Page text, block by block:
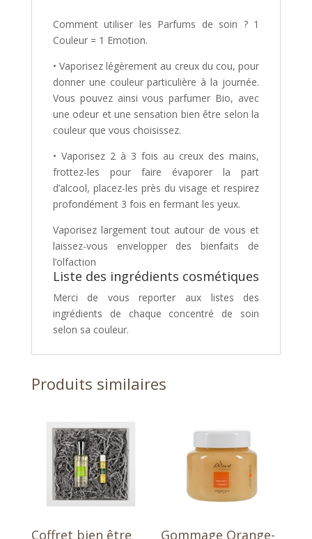
Comment utiliser les Parfums de soin ? 1
Couleur = 1 Emotion.
• Vaporisez légèrement au creux du cou, pour
donner une couleur particulière à la journée.
Vous pouvez ainsi vous parfumer Bio, avec
une odeur et une sensation bien être selon la
couleur que vous choisissez.
• Vaporisez 2 à 3 fois au creux des mains,
frottez-les pour faire évaporer la part
d’alcool, placez-les près du visage et respirez
profondément 3 fois en fermant les yeux.
Vaporisez largement tout autour de vous et
laissez-vous envelopper des bienfaits de
l’olfaction
Liste des ingrédients cosmétiques
Merci de vous reporter aux listes des
ingrédients de chaque concentré de soin
selon sa couleur.
Produits similaires
Coffret bien être Gommage Orange-